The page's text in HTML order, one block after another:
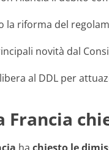
la riforma del
novità dal
al DDL per
Francia